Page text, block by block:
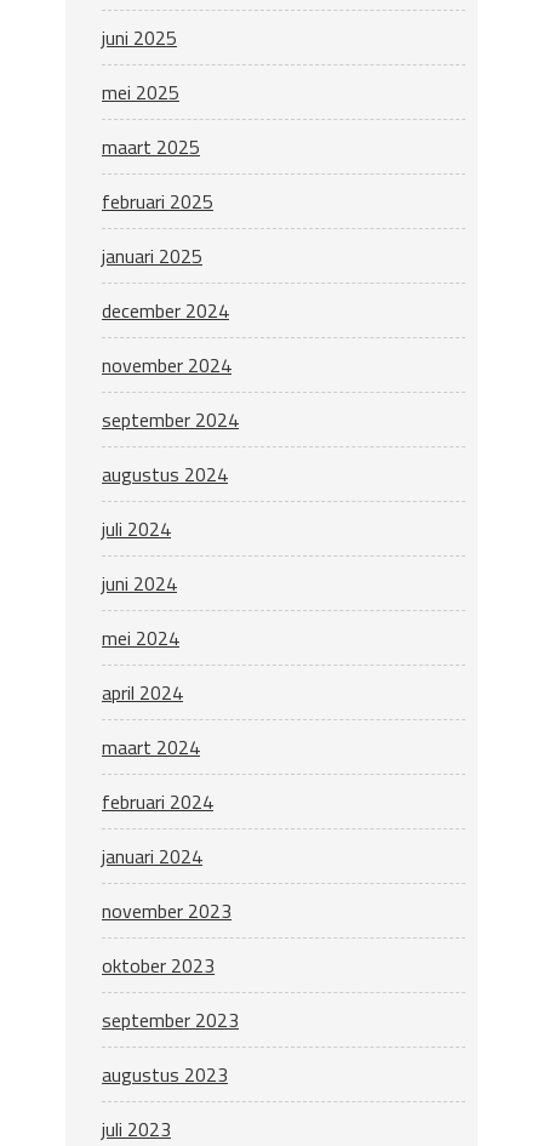
juni 2025
mei 2025
maart 2025
februari 2025
januari 2025
december 2024
november 2024
september 2024
augustus 2024
juli 2024
juni 2024
mei 2024
april 2024
maart 2024
februari 2024
januari 2024
november 2023
oktober 2023
september 2023
augustus 2023
juli 2023